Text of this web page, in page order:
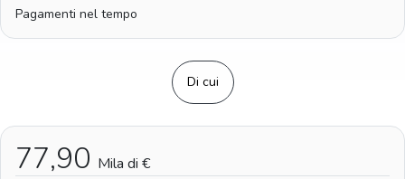
Pagamenti nel tempo
Di cui
77,90 Mila di €